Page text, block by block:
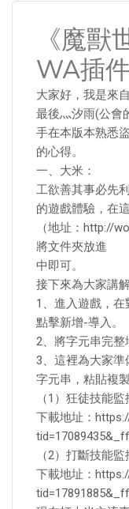
《魔獸
WA插
大家好，我是來
最後灬汐雨(公會
手在本版本熟悉
的心得。
一、大米：
工欲善其事必先
的遊戲體驗，在
（地址：http://
將文件夾放進
中即可。
接下來為大家講
1、進入遊戲，
點擊新增-導入。
2、將字元串完整
3、這裡為大家
字元串，粘貼複
（1）狂徒技能
下載地址：
（2）打斷技能
下載地址：